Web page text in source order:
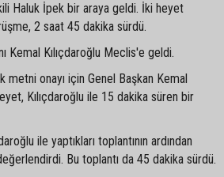
Haluk İpek bir araya geldi. İki heyet
2 saat 45 dakika sürdü.
Kemal Kılıçdaroğlu Meclis'e geldi.
metni onayı için Genel Başkan Kemal
Kılıçdaroğlu ile 15 dakika süren bir
ile yaptıkları toplantının ardından
Bu toplantı da 45 dakika sürdü.